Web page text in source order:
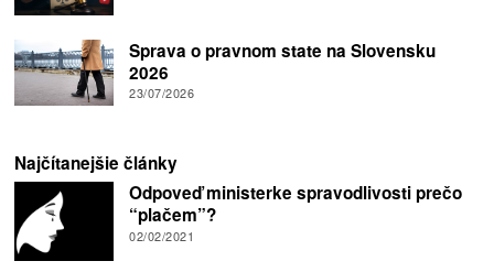
Sprava o pravnom state na Slovensku
2026
23/07/2026
Najčítanejšie články
Odpoveď ministerke spravodlivosti prečo
“plačem”?
02/02/2021